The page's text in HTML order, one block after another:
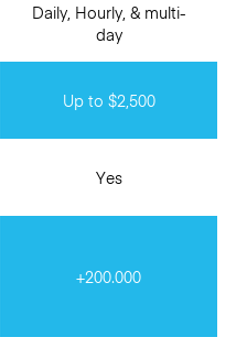
Daily, Hourly, & multi-
day
Up to $2,500
Yes
+200.000